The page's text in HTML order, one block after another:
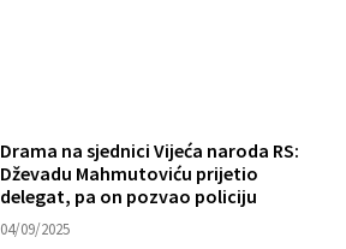
Drama na sjednici Vijeća naroda RS:
Dževadu Mahmutoviću prijetio
delegat, pa on pozvao policiju
04/09/2025